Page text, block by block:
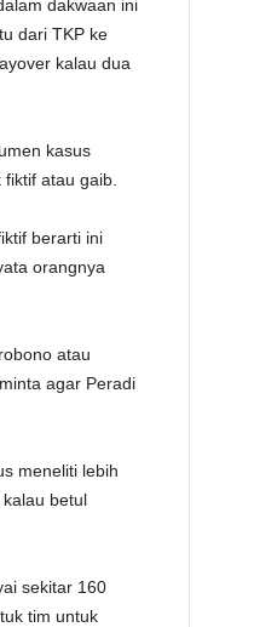
dakwaan ini
dari TKP ke
kalau dua
kasus
atau gaib.
berarti ini
orangnya
atau
agar Peradi
meneliti lebih
betul
sekitar 160
tim untuk